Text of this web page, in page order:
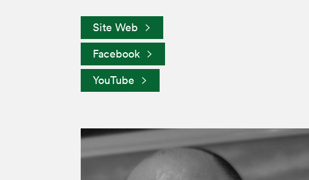
Plan du Salon
Planifier sa visite (prix d'entrée,
horaire, info pratiques)
Billetterie: achetez vos billets!
FAQ visiteur·euse·s
Espace médias
Devenir bénévole
Espace exposant·e·s
Site Web
Facebook
YouTube